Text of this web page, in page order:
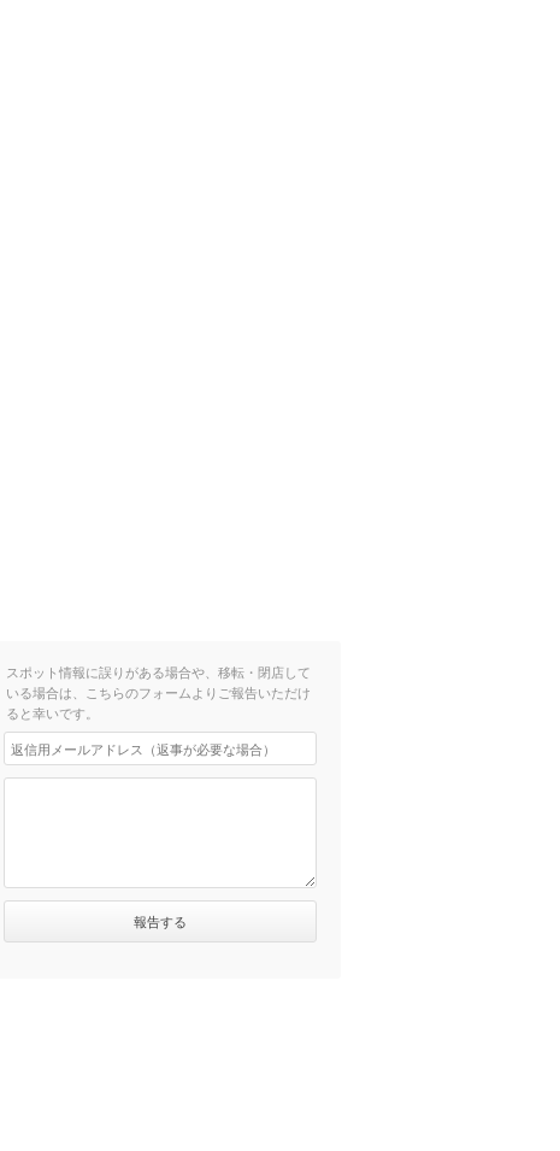
スポット情報に誤りがある場合や、移転・閉店して
いる場合は、こちらのフォームよりご報告いただけ
ると幸いです。